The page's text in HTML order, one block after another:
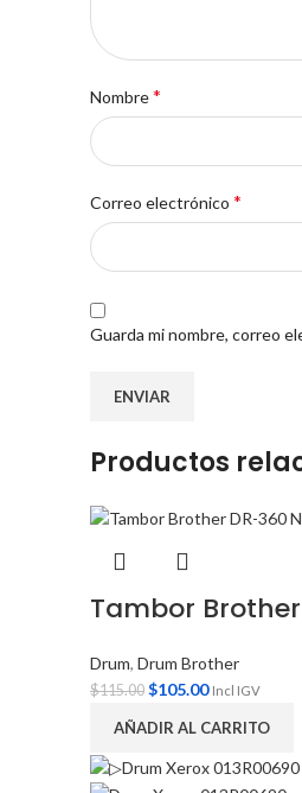
Nombre*
Correo electrónico *
Guarda mi nombre, correo
Productos
Tambor
Drum, Drum Brother
$115.00 $105.00 Incl IGV
AÑADIR AL CARRITO